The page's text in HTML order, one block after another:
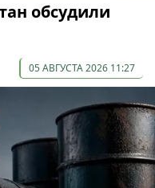
обсудили
05 АВГУСТА 2026 11:27